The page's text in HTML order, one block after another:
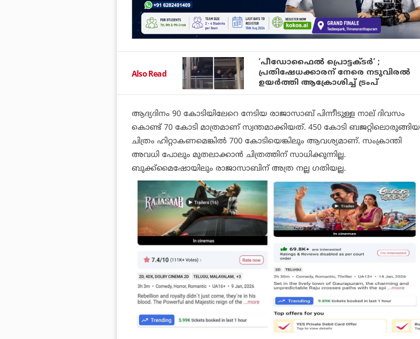
Also Read
‘പീഡോഫൈല്‍ പ്രൊട്ടക്ടര്‍’ ;
പ്രതിഷേധക്കാരന് നേരെ നടുവിരല്‍
ഉയര്‍ത്തി ആക്രോശിച്ച് ട്രംപ്
ആദ്യദിനം 90 കോടിയിലേറെ നേടിയ രാജാസാബ്പിന്നീടുള്ള നാല് ദിവസം
കൊണ്ട് 70 കോടി മാത്രമാണ് സ്വന്തമാക്കിയത്. 450 കോടി ബജറ്റിലൊരുങ്ങിയ
ചിത്രം ഹിറ്റാകണമെങ്കില്‍ 700 കോടിയെങ്കിലും ആവശ്യമാണ്. സംക്രാന്തി
അവധി പോലും മുതലാക്കാന്‍ ചിത്രത്തിന് സാധിക്കുന്നില്ല.
ബുക്ക്‌മൈഷോയിലും രാജാസാബിന്അത്ര നല്ല ഗതിയല്ല.